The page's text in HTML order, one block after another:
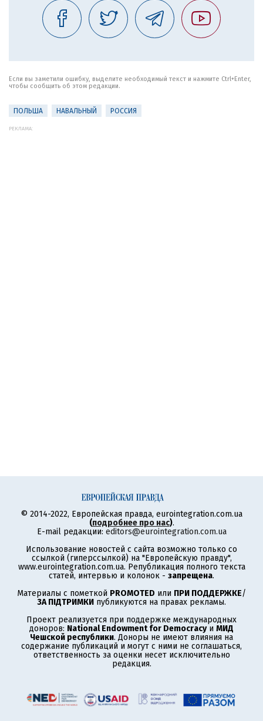
Если вы заметили ошибку, выделите необходимый текст и нажмите Ctrl+Enter,
чтобы сообщить об этом редакции.
ПОЛЬША НАВАЛЬНЫЙ РОССИЯ
РЕКЛАМА:
© 2014-2022, Европейская правда, eurointegration.com.ua
(подробнее про нас).
E-mail редакции: editors@eurointegration.com.ua
Использование новостей с сайта возможно только со
ссылкой (гиперссылкой) на "Европейскую правду",
www.eurointegration.com.ua. Републикация полного текста
статей, интервью и колонок - запрещена.
Материалы с пометкой PROMOTED или ПРИ ПОДДЕРЖКЕ/
ЗА ПІДТРИМКИ публикуются на правах рекламы.
Проект реализуется при поддержке международных
доноров: National Endowment for Democracyи МИД
Чешской республики. Доноры не имеют влияния на
содержание публикаций и могут с ними не соглашаться,
ответственность за оценки несет исключительно
редакция.